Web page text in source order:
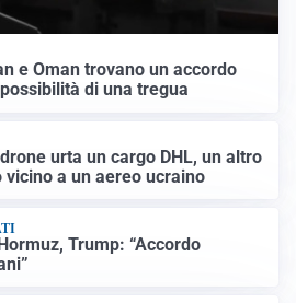
e Oman trovano un accordo
di una tregua
urta un cargo DHL, un altro
a un aereo ucraino
Trump: “Accordo